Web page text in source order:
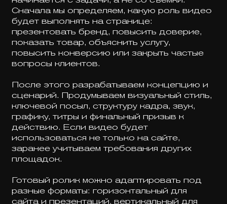
Сначала мы определяем, какую роль видео
будет выполнять на странице:
презентовать бренд, повысить доверие,
показать товар, объяснить услугу,
повысить конверсию или закрыть частые
вопросы клиентов.
После этого разрабатываем концепцию и
сценарий. Продумываем визуальный стиль,
ключевой посыл, структуру кадра, звук,
графику, титры и финальный призыв к
действию. Если видео будет
использоваться не только на сайте,
заранее учитываем требования других
площадок.
Готовый ролик можно адаптировать под
разные форматы: горизонтальный для
сайта и презентаций, вертикальный для